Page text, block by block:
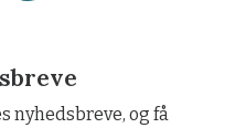
nyhedsbreve, og få